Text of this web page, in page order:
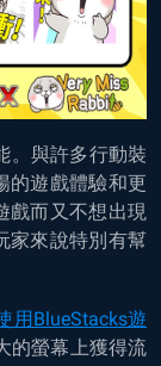
。與許多行動裝
的遊戲體驗和更
戲而又不想出現
家來說特別有幫
用BlueStacks遊
的螢幕上獲得流